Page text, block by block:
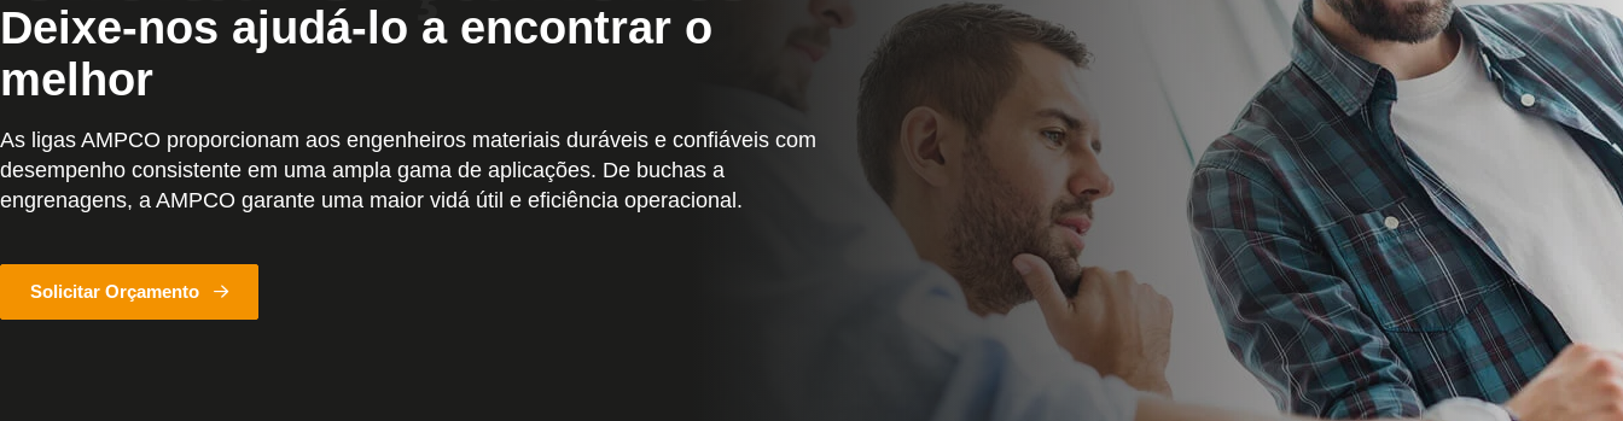
Deixe-nos ajudá-lo a encontrar o
melhor
As ligas AMPCO proporcionam aos engenheiros materiais duráveis e confiáveis com
desempenho consistente em uma ampla gama de aplicações. De buchas a
engrenagens, a AMPCO garante uma maior vidá útil e eficiência operacional.
Solicitar Orçamento